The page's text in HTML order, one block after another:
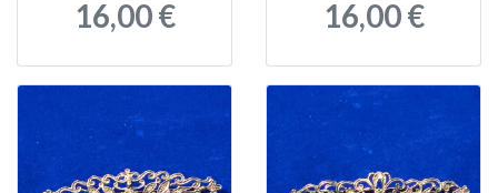
16,00 € 16,00 €